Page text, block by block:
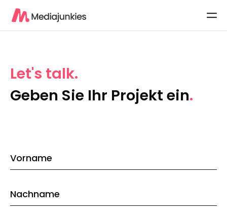
Let's talk
Geben Sie Ihr Projekt ein
Us
Vorname
Nachname